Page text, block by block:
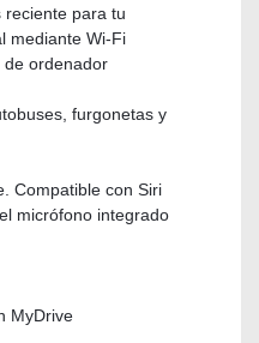
reciente para tu
mediante Wi-Fi
de ordenador
furgonetas y
Compatible con Siri
micrófono integrado
MyDrive